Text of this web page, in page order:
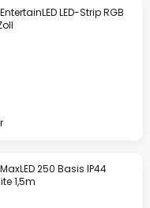
LED-Strip RGB
250 Basis IP44
1,5m